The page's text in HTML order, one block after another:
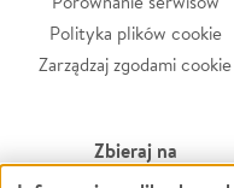
Polityka plików cookie
Zarządzaj zgodami cookie
Zbieraj na